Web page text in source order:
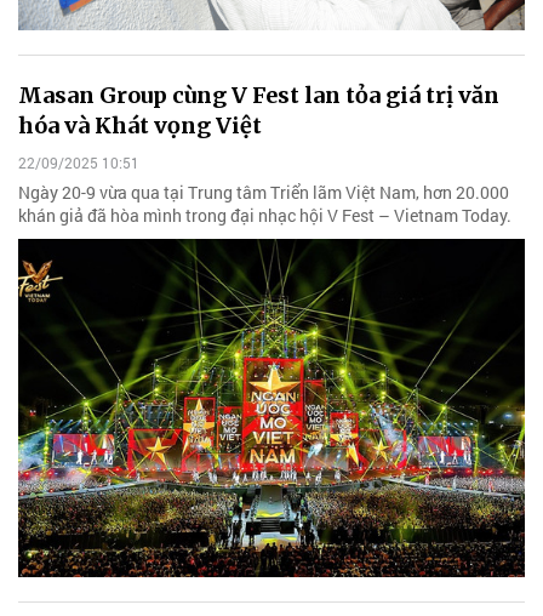
Masan Group cùng V Fest lan tỏa giá trị văn
hóa và Khát vọng Việt
22/09/2025 10:51
Ngày 20-9 vừa qua tại Trung tâm Triển lãm Việt Nam, hơn 20.000
khán giả đã hòa mình trong đại nhạc hội V Fest – Vietnam Today.